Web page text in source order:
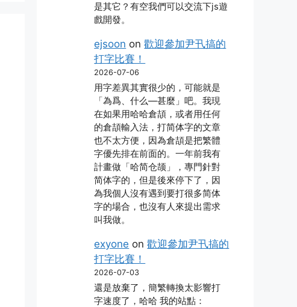
是其它？有空我們可以交流下js遊
戲開發。
ejsoon on歡迎參加尹卂搞的
打字比賽！
2026-07-06
用字差異其實很少的，可能就是
「為爲、什么―甚麼」吧。我現
在如果用哈哈倉頡，或者用任何
的倉頡輸入法，打简体字的文章
也不太方便，因為倉頡是把繁體
字優先排在前面的。一年前我有
計畫做「哈简仓颉」，專門針對
简体字的，但是後來停下了，因
為我個人沒有遇到要打很多简体
字的場合，也沒有人來提出需求
叫我做。
exyone on歡迎參加尹卂搞的
打字比賽！
2026-07-03
還是放棄了，簡繁轉換太影響打
字速度了，哈哈 我的站點：